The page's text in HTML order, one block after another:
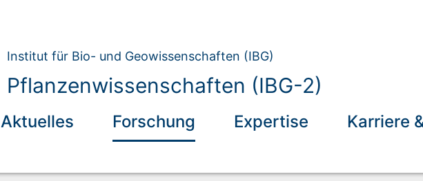
Institut für Bio- und Geowissenschaften (IBG)
Pflanzenwissenschaften (IBG-2)
Aktuelles Forschung Expertise Karriere